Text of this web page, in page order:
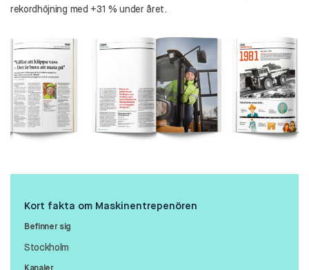
rekordhöjning med +31 % under året.
Kort fakta om Maskinentrepenören
Befinner sig
Stockholm